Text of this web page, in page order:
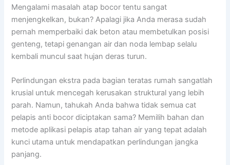
Mengalami masalah atap bocor tentu sangat
menjengkelkan, bukan? Apalagi jika Anda merasa sudah
pernah memperbaiki dak beton atau membetulkan posisi
genteng, tetapi genangan air dan noda lembap selalu
kembali muncul saat hujan deras turun.
Perlindungan ekstra pada bagian teratas rumah sangatlah
krusial untuk mencegah kerusakan struktural yang lebih
parah. Namun, tahukah Anda bahwa tidak semua cat
pelapis anti bocor diciptakan sama? Memilih bahan dan
metode aplikasi pelapis atap tahan air yang tepat adalah
kunci utama untuk mendapatkan perlindungan jangka
panjang.